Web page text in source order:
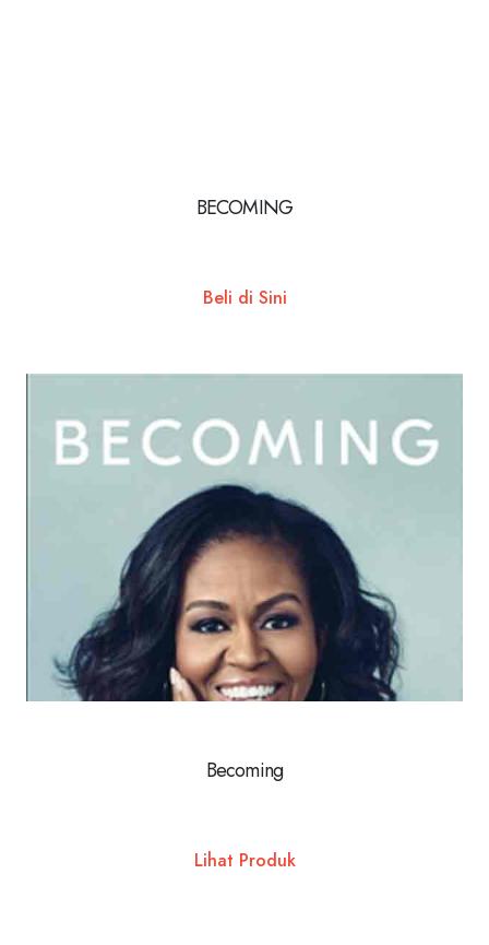
BECOMING
Beli di Sini
Becoming
Lihat Produk